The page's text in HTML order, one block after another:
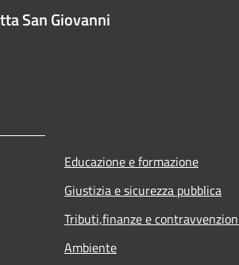
San Giovanni
Educazione e formazione
Giustizia e sicurezza pubblica
Tributi,finanze e
Ambiente